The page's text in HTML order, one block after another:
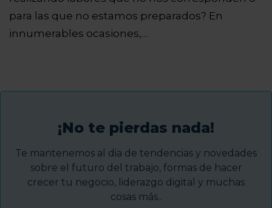
para las que no estamos preparados? En
innumerables ocasiones,…
¡No te pierdas nada!
Te mantenemos al dia de tendencias y novedades
sobre el futuro del trabajo, formas de hacer
crecer tu negocio, liderazgo digital y muchas
cosas más..